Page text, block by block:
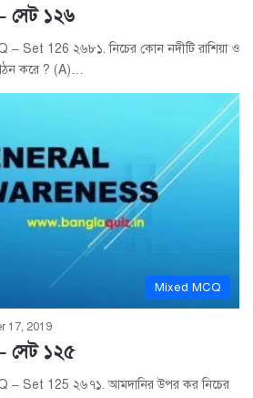
সেট ১২৬
Set 126 ২৬৮১. নিচের কোন নদীটি রাশিয়া ও
গঠন করে ? (A)…
Mixed MCQ
17, 2019
সেট ১২৫
– Set 125 ২৬৭১. আমদানির উপর কর নিচের